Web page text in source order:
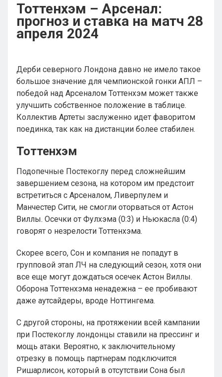
Тоттенхэм – Арсенал:
прогноз и ставка на матч 28
апреля 2024
Дерби северного Лондона давно не имело такое
большое значение для чемпионской гонки АПЛ –
победой над Арсеналом Тоттенхэм может также
улучшить собственное положение в таблице.
Коллектив Артеты заслуженно идет фаворитом
поединка, так как на дистанции более стабилен.
Тоттенхэм
Подопечные Постекоглу перед сложнейшим
завершением сезона, на котором им предстоит
встретиться с Арсеналом, Ливерпулем и
Манчестер Сити, не смогли оторваться от Астон
Виллы. Осечки от Фулхэма (0:3) и Ньюкасла (0:4)
говорят о незрелости Тоттенхэма.
Скорее всего, Сон и компания не попадут в
групповой этап ЛЧ на следующий сезон, хотя они
все еще могут дождаться осечек Астон Виллы.
Оборона Тоттенхэма ненадежна – ее пробивают
даже аутсайдеры, вроде Ноттингема.
С другой стороны, на протяжении всей кампании
при Постекоглу лондонцы ставили на прессинг и
мощь атаки. Вероятно, к заключительному
отрезку в помощь партнерам подключится
Ришарлисон, который в отсутствии Сона был